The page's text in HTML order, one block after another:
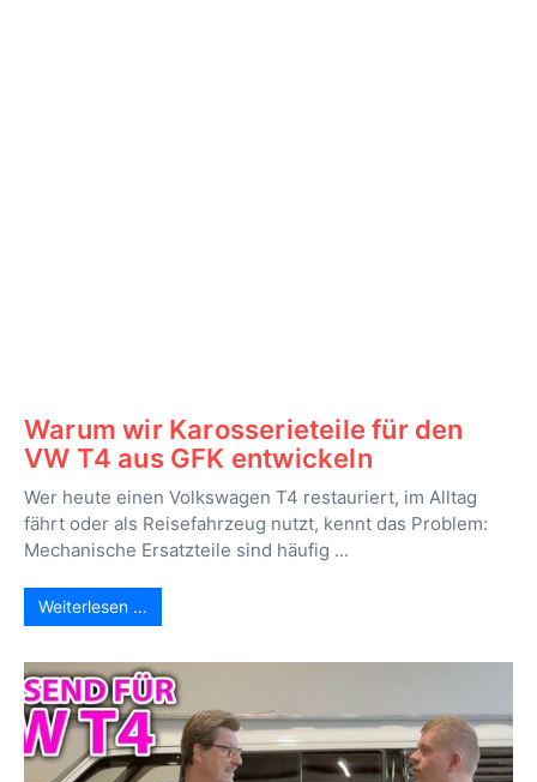
Warum wir Karosserieteile für den
VW T4 aus GFK entwickeln
Wer heute einen Volkswagen T4 restauriert, im Alltag
fährt oder als Reisefahrzeug nutzt, kennt das Problem:
Mechanische Ersatzteile sind häufig ...
Weiterlesen …